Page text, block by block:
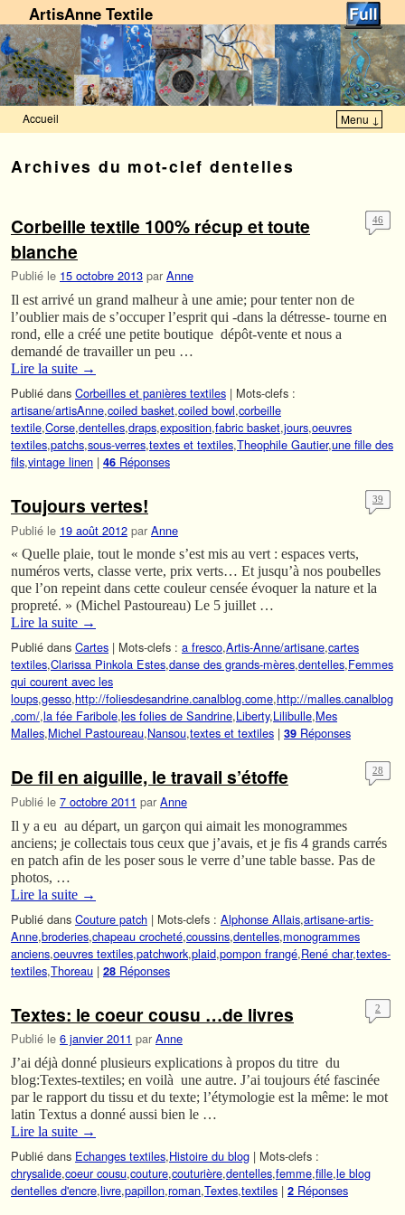
ArtisAnne Textile
Accueil Menu ↓
Archives du mot-clef dentelles
Corbeille textile 100% récup et toute
blanche
Publié le 15 octobre 2013 par Anne
46
Il est arrivé un grand malheur à une amie; pour tenter non de
l’oublier mais de s’occuper l’esprit qui -dans la détresse- tourne en
rond, elle a créé une petite boutique dépôt-vente et nous a
demandé de travailler un peu …
Lire la suite →
Publié dans Corbeilles et panières textiles | Mots-clefs :
artisane/artisAnne,coiled basket,coiled bowl,corbeille
textile,Corse,dentelles,draps,exposition,fabric basket,jours,oeuvres
textiles,patchs,sous-verres,textes et textiles,Theophile Gautier,une fille des
fils,vintage linen | 46 Réponses
Toujours vertes!
Publié le 19 août 2012 par Anne
39
« Quelle plaie, tout le monde s’est mis au vert : espaces verts,
numéros verts, classe verte, prix verts… Et jusqu’à nos poubelles
que l’on repeint dans cette couleur censée évoquer la nature et la
propreté. » (Michel Pastoureau) Le 5 juillet …
Lire la suite →
Publié dans Cartes | Mots-clefs : a fresco,Artis-Anne/artisane,cartes
textiles,Clarissa Pinkola Estes,danse des grands-mères,dentelles,Femmes
qui courent avec les
loups,gesso,http://foliesdesandrine.canalblog.come,http://malles.canalblog
.com/,la fée Faribole,les folies de Sandrine,Liberty,Lilibulle,Mes
Malles,Michel Pastoureau,Nansou,textes et textiles | 39 Réponses
De fil en aiguille, le travail s’étoffe
Publié le 7 octobre 2011 par Anne
28
Il y a eu au départ, un garçon qui aimait les monogrammes
anciens; je collectais tous ceux que j’avais, et je fis 4 grands carrés
en patch afin de les poser sous le verre d’une table basse. Pas de
photos, …
Lire la suite →
Publié dans Couture patch | Mots-clefs : Alphonse Allais,artisane-artis-
Anne,broderies,chapeau crocheté,coussins,dentelles,monogrammes
anciens,oeuvres textiles,patchwork,plaid,pompon frangé,René char,textes-
textiles,Thoreau | 28 Réponses
Textes: le coeur cousu …de livres
Publié le 6 janvier 2011 par Anne
2
J’ai déjà donné plusieurs explications à propos du titre du
blog:Textes-textiles; en voilà une autre. J’ai toujours été fascinée
par le rapport du tissu et du texte; l’étymologie est la même: le mot
latin Textus a donné aussi bien le …
Lire la suite →
Publié dans Echanges textiles,Histoire du blog | Mots-clefs :
chrysalide,coeur cousu,couture,couturière,dentelles,femme,fille,le blog
dentelles d'encre,livre,papillon,roman,Textes,textiles | 2 Réponses